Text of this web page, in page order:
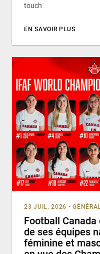
touch
EN SAVOIR PLUS
23 JUIL, 2026 •
Football
de ses équipes
féminine et